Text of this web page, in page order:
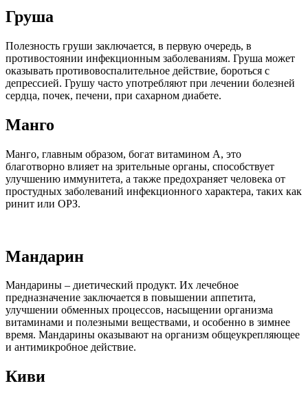
Груша
Полезность груши заключается, в первую очередь, в
противостоянии инфекционным заболеваниям. Груша может
оказывать противовоспалительное действие, бороться с
депрессией. Грушу часто употребляют при лечении болезней
сердца, почек, печени, при сахарном диабете.
Манго
Манго, главным образом, богат витамином А, это
благотворно влияет на зрительные органы, способствует
улучшению иммунитета, а также предохраняет человека от
простудных заболеваний инфекционного характера, таких как
ринит или ОРЗ.
Мандарин
Мандарины – диетический продукт. Их лечебное
предназначение заключается в повышении аппетита,
улучшении обменных процессов, насыщении организма
витаминами и полезными веществами, и особенно в зимнее
время. Мандарины оказывают на организм общеукрепляющее
и антимикробное действие.
Киви